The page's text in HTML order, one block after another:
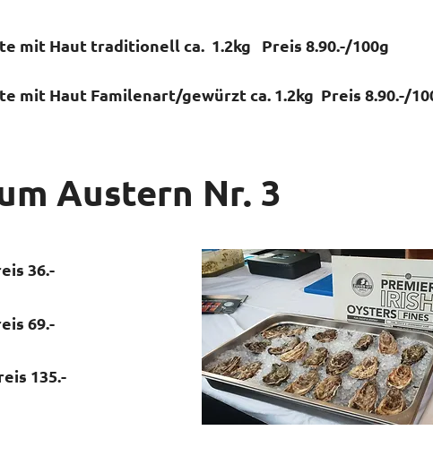
mit Haut traditionell ca. 1.2kg Preis 8.90.-/100g
mit Haut Familenart/gewürzt ca. 1.2kg Preis 8.90.-/
Austern Nr. 3
36.-
69.-
135.-